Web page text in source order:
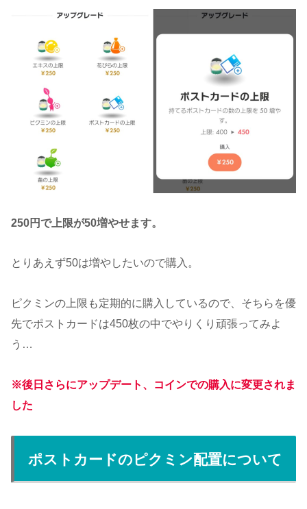
250円で上限が50増やせます。
とりあえず50は増やしたいので購入。
ピクミンの上限も定期的に購入しているので、そちらを優
先でポストカードは450枚の中でやりくり頑張ってみよ
う…
※後日さらにアップデート、コインでの購入に変更されま
した
ポストカードのピクミン配置について